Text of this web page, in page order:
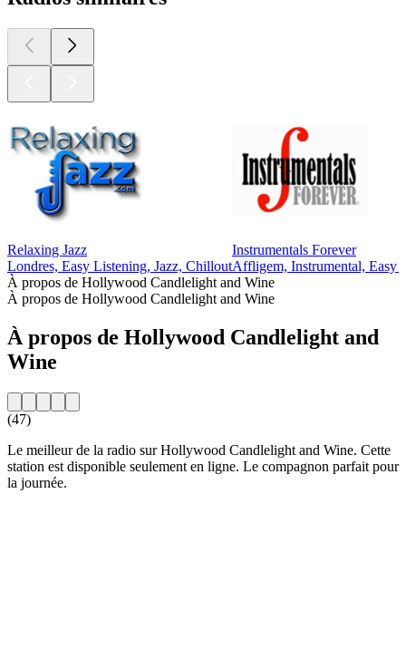
Relaxing Jazz
Londres, Easy Listening, Jazz, Chillout
Instrumentals Forever
Affligem, Instrumental, Easy
À propos de Hollywood Candlelight and Wine
À propos de Hollywood Candlelight and Wine
À propos de Hollywood Candlelight and
Wine
(47)
Le meilleur de la radio sur Hollywood Candlelight and Wine. Cette
station est disponible seulement en ligne. Le compagnon parfait pour
la journée.